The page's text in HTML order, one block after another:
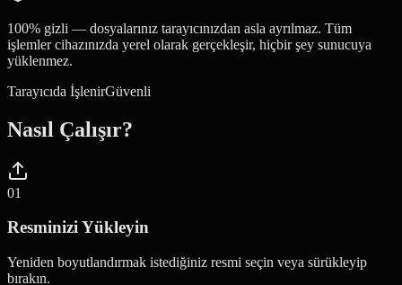
100% gizli — dosyalarınız tarayıcınızdan asla ayrılmaz. Tüm
işlemler cihazınızda yerel olarak gerçekleşir, hiçbir şey sunucuya
yüklenmez.
Tarayıcıda İşlenirGüvenli
Nasıl Çalışır?
01
Resminizi Yükleyin
Yeniden boyutlandırmak istediğiniz resmi seçin veya sürükleyip
bırakın.